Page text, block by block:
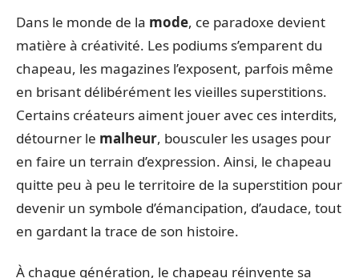
Dans le monde de la mode, ce paradoxe devient
matière à créativité. Les podiums s’emparent du
chapeau, les magazines l’exposent, parfois même
en brisant délibérément les vieilles superstitions.
Certains créateurs aiment jouer avec ces interdits,
détourner le malheur, bousculer les usages pour
en faire un terrain d’expression. Ainsi, le chapeau
quitte peu à peu le territoire de la superstition pour
devenir un symbole d’émancipation, d’audace, tout
en gardant la trace de son histoire.
À chaque génération, le chapeau réinvente sa